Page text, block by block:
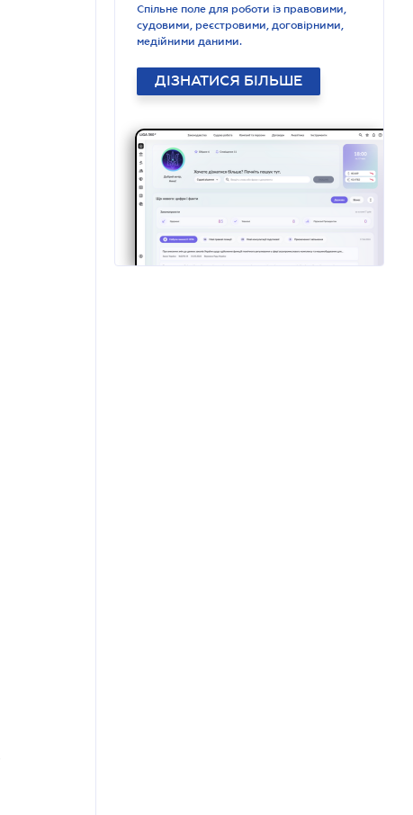
Спільне поле для роботи із правовими,
судовими, реєстровими, договірними,
медійними даними.
ДІЗНАТИСЯ БІЛЬШЕ